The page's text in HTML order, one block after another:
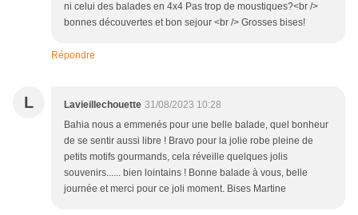
ni celui des balades en 4x4 Pas trop de moustiques?<br />
bonnes découvertes et bon sejour <br /> Grosses bises!
Répondre
L Lavieillechouette 31/08/2023 10:28
Bahia nous a emmenés pour une belle balade, quel bonheur
de se sentir aussi libre ! Bravo pour la jolie robe pleine de
petits motifs gourmands, cela réveille quelques jolis
souvenirs...... bien lointains ! Bonne balade à vous, belle
journée et merci pour ce joli moment. Bises Martine